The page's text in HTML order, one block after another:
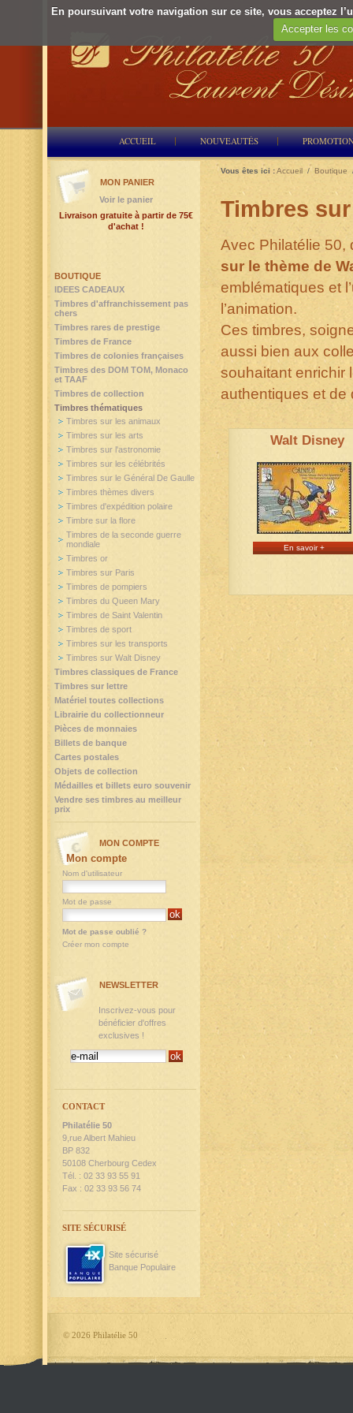
En poursuivant votre navigation sur ce site, vous acceptez
Accepter les
ACCUEIL NOUVEAUTÉS
Vous êtes ici :Accueil / Boutique
Timbres
Avec Philatélie
sur le thème de
emblématiques et
l’animation.
Ces timbres,
aussi bien aux
souhaitant enrichir
authentiques et de
Walt Disney
En savoir +
BOUTIQUE
IDEES CADEAUX
Timbres d'affranchissement pas
chers
Timbres rares de prestige
Timbres de France
Timbres de colonies françaises
Timbres des DOM TOM, Monaco
et TAAF
Timbres de collection
Timbres thématiques
Timbres sur les animaux
Timbres sur les arts
Timbres sur l'astronomie
Timbres sur les célébrités
Timbres sur le Général De Gaulle
Timbres thèmes divers
Timbres d'expédition polaire
Timbre sur la flore
Timbres de la seconde guerre
mondiale
Timbres or
Timbres sur Paris
Timbres de pompiers
Timbres du Queen Mary
Timbres de Saint Valentin
Timbres de sport
Timbres sur les transports
Timbres sur Walt Disney
Timbres classiques de France
Timbres sur lettre
Matériel toutes collections
Librairie du collectionneur
Pièces de monnaies
Billets de banque
Cartes postales
Objets de collection
Médailles et billets euro souvenir
Vendre ses timbres au meilleur
prix
MON PANIER
Voir le panier
Livraison gratuite à partir de 75€
d'achat !
MON COMPTE
Mon compte
Nom d'utilisateur
Mot de passe
Mot de passe oublié ?
Créer mon compte
NEWSLETTER
Inscrivez-vous pour
bénéficier d'offres
exclusives !
CONTACT
Philatélie 50
9,rue Albert Mahieu
BP 832
50108 Cherbourg Cedex
Tél. : 02 33 93 55 91
Fax : 02 33 93 56 74
SITE SÉCURISÉ
Site sécurisé
Banque Populaire
© 2026 Philatélie 50